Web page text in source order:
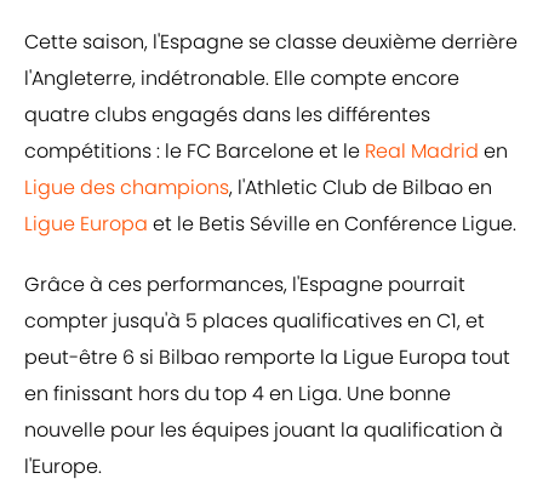
Cette saison, l'Espagne se classe deuxième derrière
l'Angleterre, indétronable. Elle compte encore
quatre clubs engagés dans les différentes
compétitions : le FC Barcelone et le Real Madrid en
Ligue des champions, l'Athletic Club de Bilbao en
Ligue Europa et le Betis Séville en Conférence Ligue.
Grâce à ces performances, l'Espagne pourrait
compter jusqu'à 5 places qualificatives en C1, et
peut-être 6 si Bilbao remporte la Ligue Europa tout
en finissant hors du top 4 en Liga. Une bonne
nouvelle pour les équipes jouant la qualification à
l'Europe.